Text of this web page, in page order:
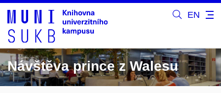
EN
Návštěva prince z Walesu